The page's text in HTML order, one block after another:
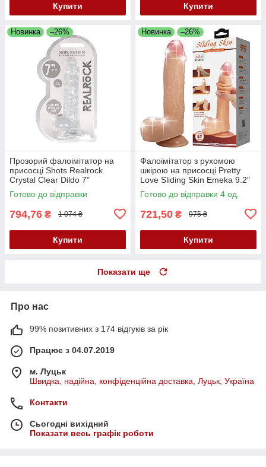
Купити Купити
Новинка –26%
Прозорий фалоімітатор на
присосці Shots Realrock
Crystal Clear Dildo 7"
Transparent
Готово до відправки
794,76 ₴ 1 074 ₴
Купити
Новинка –26%
Фалоімітатор з рухомою
шкірою на присосці Pretty
Love Sliding Skin Emeka 9.2"
Flesh
Готово до відправки 4 од.
721,50 ₴ 975 ₴
Купити
Показати ще
Про нас
99% позитивних з 174 відгуків за рік
Працює з 04.07.2019
м. Луцьк
Швидка, надійна, конфіденційна доставка, Луцьк, Україна
Контакти
Сьогодні вихідний
Показати весь графік роботи